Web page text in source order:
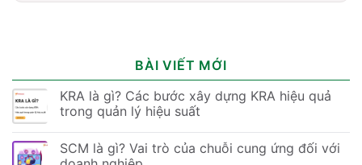
BÀI VIẾT MỚI
KRA là gì? Các bước xây dựng KRA hiệu quả
trong quản lý hiệu suất
SCM là gì? Vai trò của chuỗi cung ứng đối với